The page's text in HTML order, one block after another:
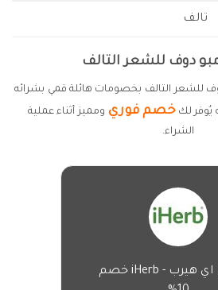
تالف
دوف للشعر التالف
للشعر التالف بخصومات هائلة قمي بشرائه
يُوفر لكخصم فوري ومميز أثناء عملية
الشراء.
الكوبون اي هيرب - iHerb خصم